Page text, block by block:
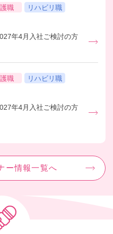
職 リハビリ職
年4月入社ご検討の方
職 リハビリ職
年4月入社ご検討の方
ー情報一覧へ